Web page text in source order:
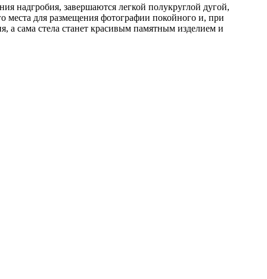
надгробия, завершаются легкой полукруглой дугой,
места для размещения фотографии покойного и, при
а сама стела станет красивым памятным изделием и